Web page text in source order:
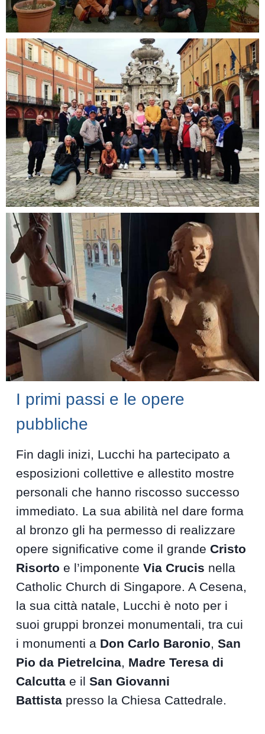
I primi passi e le opere
pubbliche
Fin dagli inizi, Lucchi ha partecipato a
esposizioni collettive e allestito mostre
personali che hanno riscosso successo
immediato. La sua abilità nel dare forma
al bronzo gli ha permesso di realizzare
opere significative come il grandeCristo
Risorto e l’imponenteVia Crucis nella
Catholic Church di Singapore. A Cesena,
la sua città natale, Lucchi è noto per i
suoi gruppi bronzei monumentali, tra cui
i monumenti a Don Carlo Baronio,San
Pio da Pietrelcina, Madre Teresa di
Calcutta e ilSan Giovanni
Battista presso la Chiesa Cattedrale.